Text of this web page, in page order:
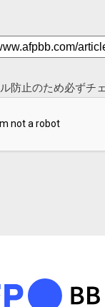
防止のため必ずチ